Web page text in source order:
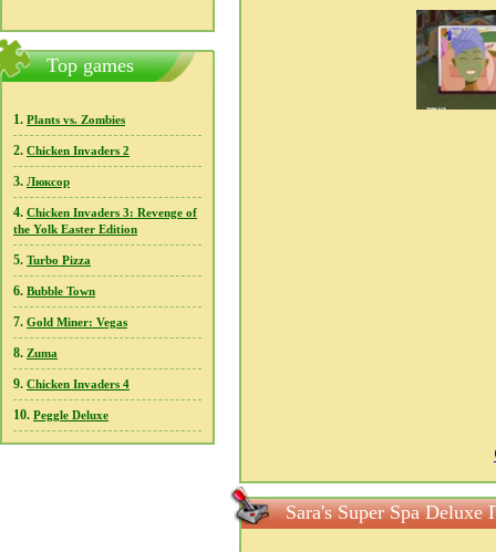
Top games
1. Plants vs. Zombies
2. Chicken Invaders 2
3. Люксор
4. Chicken Invaders 3: Revenge of
the Yolk Easter Edition
5. Turbo Pizza
6. Bubble Town
7. Gold Miner: Vegas
8. Zuma
9. Chicken Invaders 4
10. Peggle Deluxe
Sara's Super Spa